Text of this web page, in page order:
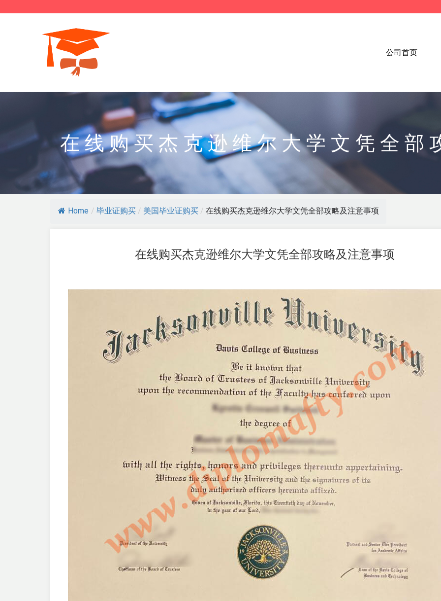
公司首页
在线购买杰克逊维尔大学文凭全部
Home / 毕业证购买 / 美国毕业证购买 / 在线购买杰克逊维尔大学文凭全部攻略及注意事项
在线购买杰克逊维尔大学文凭全部攻略及注意事项